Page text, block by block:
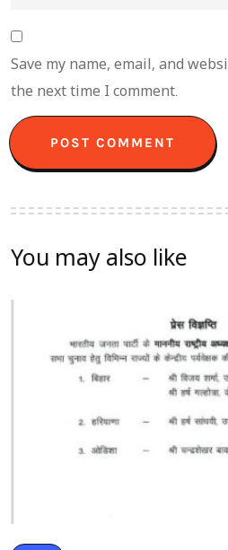
Save my name, email, and
the next time I comment.
You may also like